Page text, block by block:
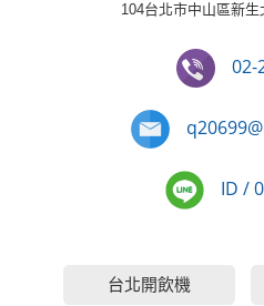
104台北市中山區新
02-
ID /
台北開飲機